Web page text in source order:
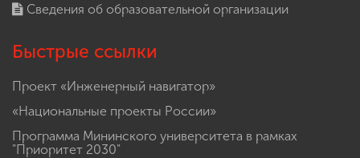
Сведения об образовательной организации
Быстрые ссылки
Проект «Инженерный навигатор»
«Национальные проекты России»
Программа Мининского университета в рамках
"Приоритет 2030"